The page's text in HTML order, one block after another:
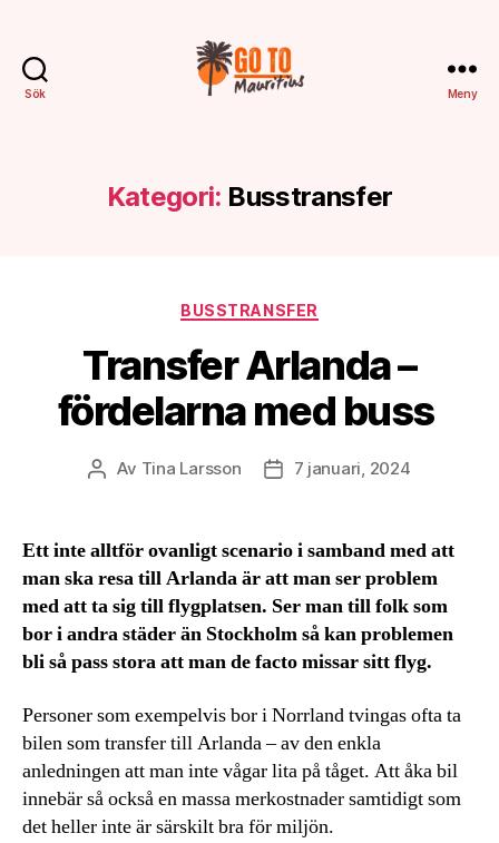
Sök Meny
Kategori: Busstransfer
Kategorier
BUSSTRANSFER
Transfer Arlanda –
fördelarna med buss
Inläggsförfattare
Av Tina Larsson Inläggsdatum
7 januari, 2024
Ett inte alltför ovanligt scenario i samband med att
man ska resa till Arlanda är att man ser problem
med att ta sig till flygplatsen. Ser man till folk som
bor i andra städer än Stockholm så kan problemen
bli så pass stora att man de facto missar sitt flyg.
Personer som exempelvis bor i Norrland tvingas ofta ta
bilen som transfer till Arlanda – av den enkla
anledningen att man inte vågar lita på tåget. Att åka bil
innebär så också en massa merkostnader samtidigt som
det heller inte är särskilt bra för miljön.